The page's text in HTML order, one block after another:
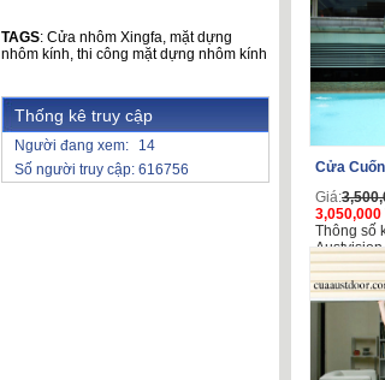
TAGS: Cửa nhôm Xingfa, mặt dựng
nhôm kính, thi công mặt dựng nhôm kính
Thống kê truy cập
Người đang xem:
14
Số người truy cập: 616756
Cửa
Giá:
3,050,000
Thông số
Austvision